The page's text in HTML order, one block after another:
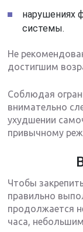
нарушениях
системы.
Не
достигшим
Соблюдая
внимательно
ухудшении
привычному
Чтобы
правильно
продолжается
часа,